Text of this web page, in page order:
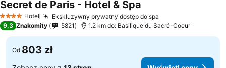
4 KategoriaHotel Ekskluzywny prywatny dostęp do spa
Secret de Paris - Hotel & Spa
9,3 Znakomity 5821 1.2 km do: Basilique du Sacré-Coeur
Od 803 zł